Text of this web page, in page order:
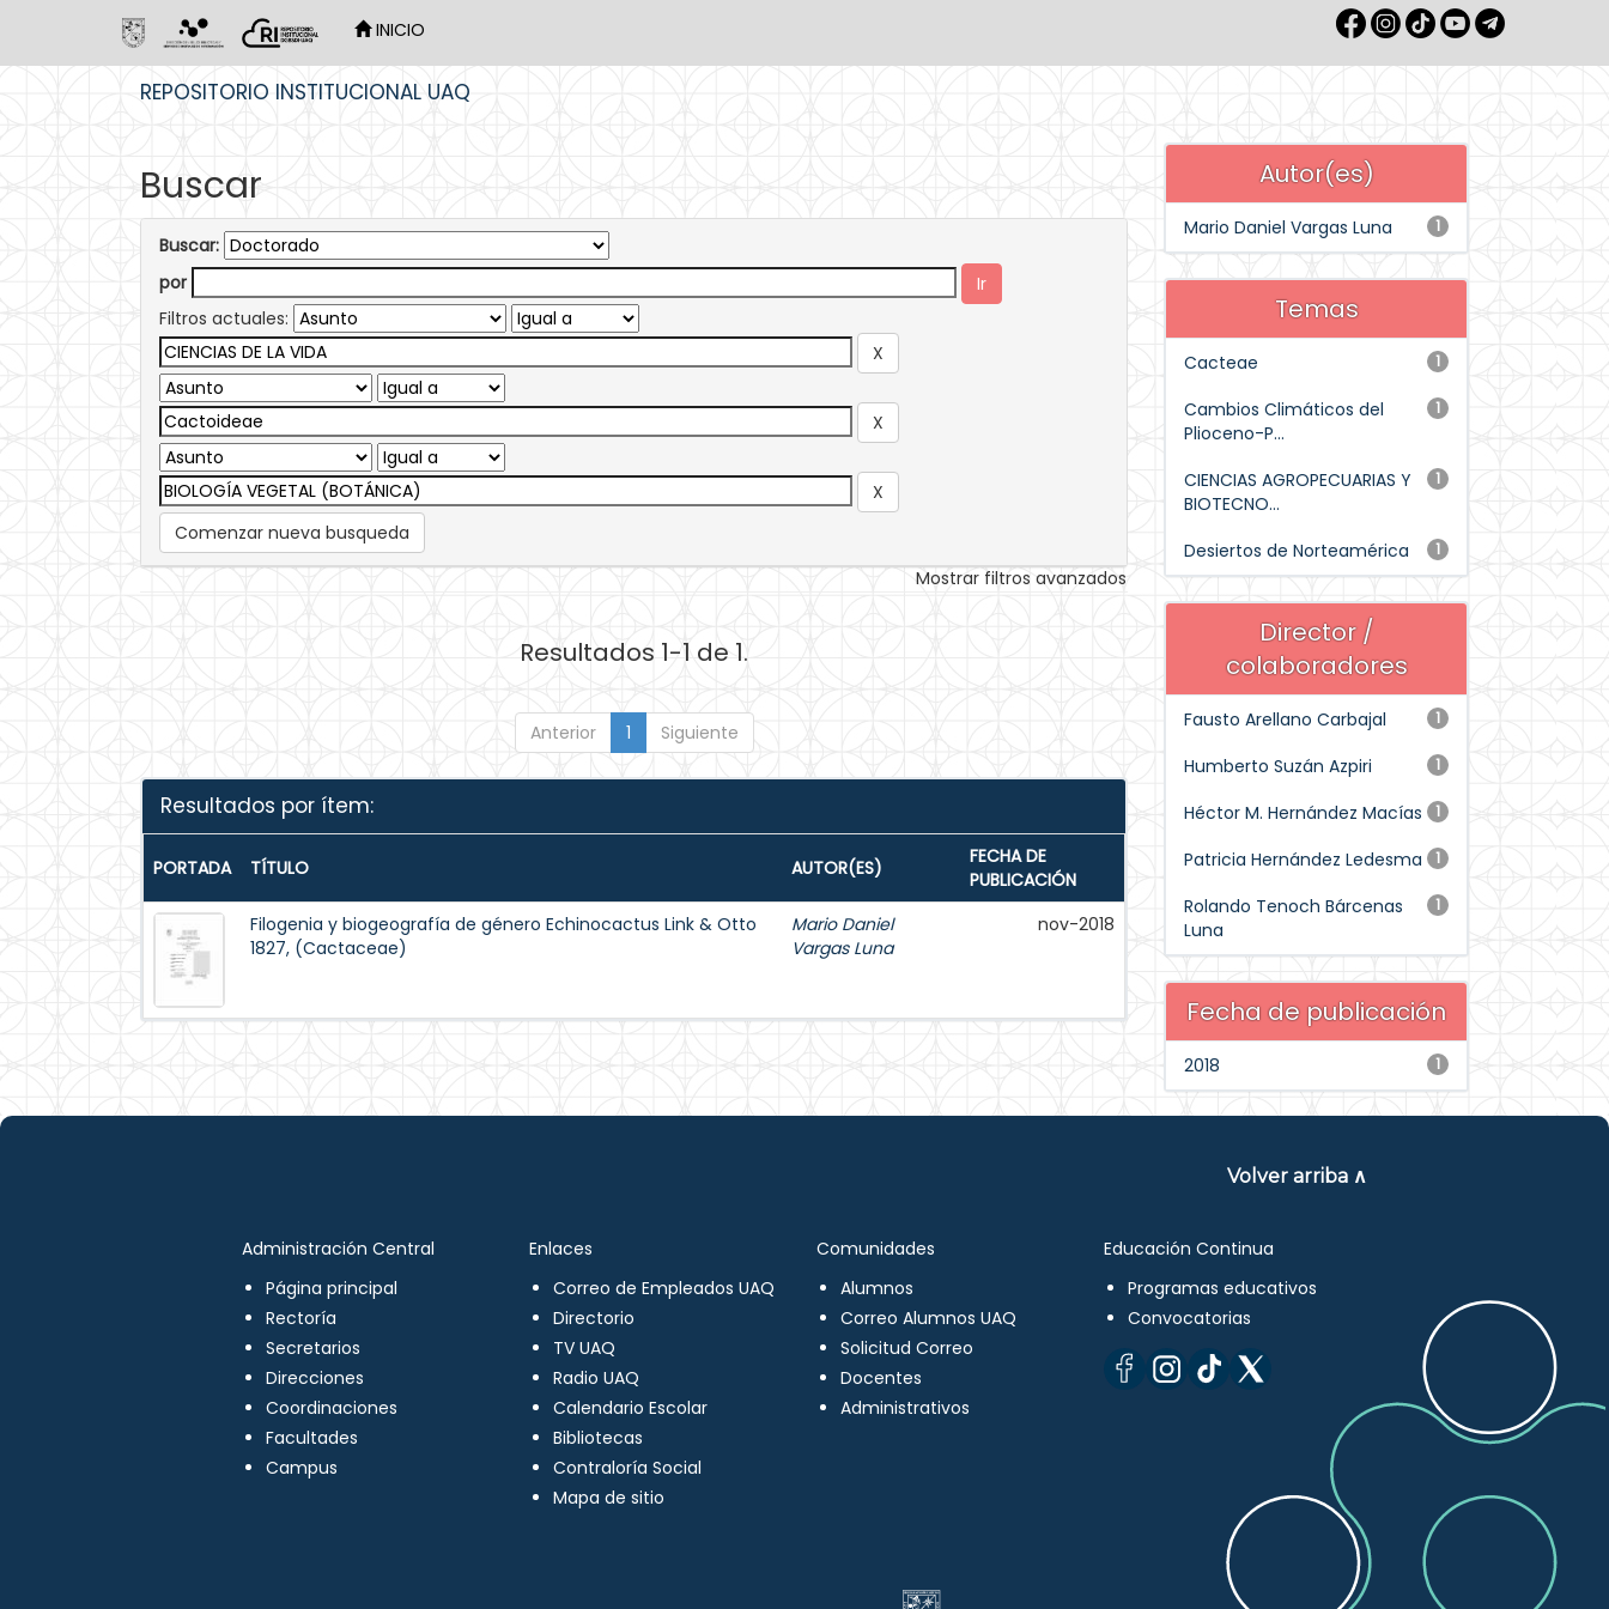
INICIO
REPOSITORIO INSTITUCIONAL UAQ
Buscar
Buscar:
por
Filtros actuales:
Comenzar nueva busqueda
Mostrar filtros avanzados
Resultados 1-1 de 1.
Anterior 1 Siguiente
Resultados por ítem:
PORTADA TÍTULO AUTOR(ES)
FECHA DE
PUBLICACIÓN
Filogenia y biogeografía de género Echinocactus Link & Otto
1827, (Cactaceae)
Mario Daniel
Vargas Luna
nov-2018
Autor(es)
1
Mario Daniel Vargas Luna
Temas
1
Cacteae
1
Cambios Climáticos del
Plioceno-P...
1
CIENCIAS AGROPECUARIAS Y
BIOTECNO...
1
Desiertos de Norteamérica
Director /
colaboradores
1
Fausto Arellano Carbajal
1
Humberto Suzán Azpiri
1
Héctor M. Hernández Macías
1
Patricia Hernández Ledesma
1
Rolando Tenoch Bárcenas
Luna
Fecha de publicación
1
2018
Volver arriba ∧
Administración Central
Página principal
Rectoría
Secretarios
Direcciones
Coordinaciones
Facultades
Campus
Enlaces
Correo de Empleados UAQ
Directorio
TV UAQ
Radio UAQ
Calendario Escolar
Bibliotecas
Contraloría Social
Mapa de sitio
Comunidades
Alumnos
Correo Alumnos UAQ
Solicitud Correo
Docentes
Administrativos
Educación Continua
Programas educativos
Convocatorias